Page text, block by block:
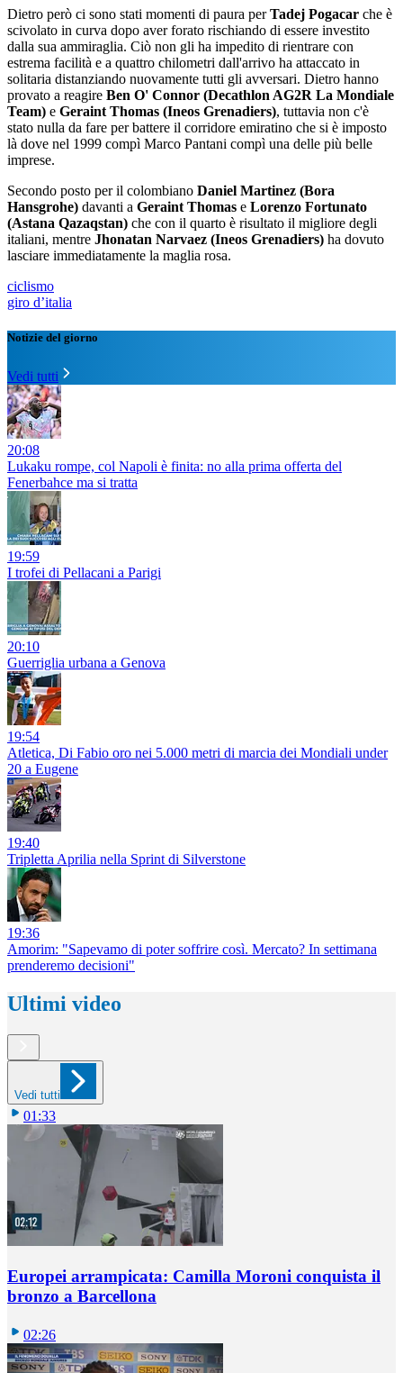
Dietro però ci sono stati momenti di paura perTadej Pogacar che è
scivolato in curva dopo aver forato rischiando di essere investito
dalla sua ammiraglia. Ciò non gli ha impedito di rientrare con
estrema facilità e a quattro chilometri dall'arrivo ha attaccato in
solitaria distanziando nuovamente tutti gli avversari. Dietro hanno
provato a reagire Ben O' Connor (Decathlon AG2R La Mondiale
Team) e Geraint Thomas (Ineos Grenadiers), tuttavia non c'è
stato nulla da fare per battere il corridore emiratino che si è imposto
là dove nel 1999 compì Marco Pantani compì una delle più belle
imprese.
Secondo posto per il colombiano Daniel Martinez (Bora
Hansgrohe) davanti a Geraint Thomas e Lorenzo Fortunato
(Astana Qazaqstan) che con il quarto è risultato il migliore degli
italiani, mentre Jhonatan Narvaez (Ineos Grenadiers) ha dovuto
lasciare immediatamente la maglia rosa.
ciclismo
giro d’italia
Notizie del giorno
Vedi tutti
20:08
Lukaku rompe, col Napoli è finita: no alla prima offerta del
Fenerbahce ma si tratta
19:59
I trofei di Pellacani a Parigi
20:10
Guerriglia urbana a Genova
19:54
Atletica, Di Fabio oro nei 5.000 metri di marcia dei Mondiali under
20 a Eugene
19:40
Tripletta Aprilia nella Sprint di Silverstone
19:36
Amorim: "Sapevamo di poter soffrire così. Mercato? In settimana
prenderemo decisioni"
Ultimi video
Vedi tutti
01:33
Europei arrampicata: Camilla Moroni conquista il
bronzo a Barcellona
02:26